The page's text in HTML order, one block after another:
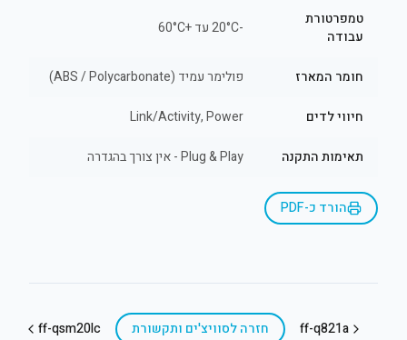
טמפרטורת
עבודה
-20°C עד +60°C
חומר המארז פולימר עמיד (ABS / Polycarbonate)
חיווי לדים Link/Activity, Power
תאימות התקנה Plug & Play - אין צורך בהגדרה
הורד כ-PDF
ff-q821a חזרה לסוויצ'ים ותקשורת ff-qsm20lc